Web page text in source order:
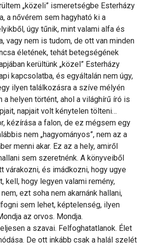
„közeli” ismeretségbe Esterházy
a nővérem sem hagyható ki a
úgy tűnik, mint valami alfa és
vagy nem is tudom, de ott van minden
életének, tehát betegségének
kerültünk „közel” Esterházy
kapcsolatba, és egyáltalán nem úgy,
ilyen találkozásra a szíve mélyén
a helyen történt, ahol a világhírű író is
napjait volt kénytelen tölteni…
kézírása a falon, de ez mégsem egy
nem „hagyományos”, nem az a
menni akar. Ez az a hely, amiről
sem szeretnénk. A könyveiből
várakozni, és imádkozni, hogy ugye
kell, hogy legyen valami remény,
ezt soha nem akarnánk hallani,
sem lehet, képtelenség, ilyen
az orvos. Mondja.
a szavai. Felfoghatatlanok. Élet
De ott inkább csak a halál szelét